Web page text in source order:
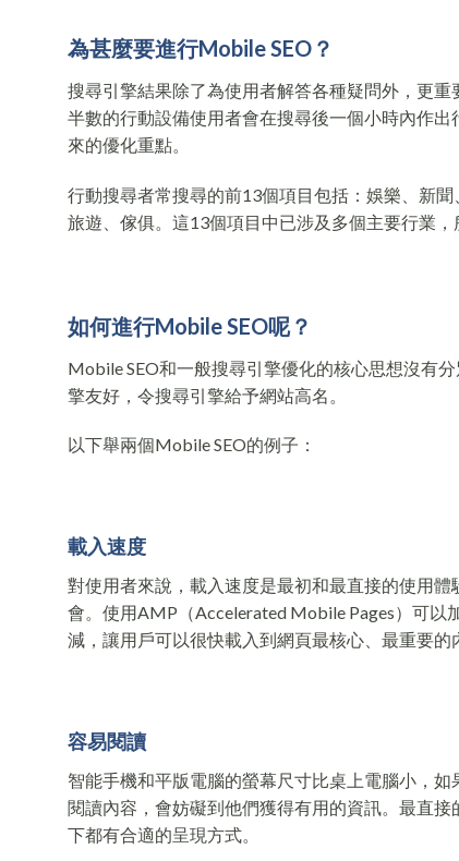
為甚麼要進行Mobile SEO ？
搜尋引擎結果除了為使用者解答各種疑問外，更
半數的行動設備使用者會在搜尋後一個小時內作
來的優化重點。
行動搜尋者常搜尋的前13個項目包括：娛樂、新
旅遊、傢俱。這13個項目中已涉及多個主要行業
如何進行Mobile SEO呢？
Mobile SEO和一般搜尋引擎優化的核心思想沒有
擎友好，令搜尋引擎給予網站高名。
以下舉兩個Mobile SEO的例子：
載入速度
對使用者來說，載入速度是最初和最直接的使用
會。使用AMP（Accelerated Mobile Pages）可
減，讓用戶可以很快載入到網頁最核心、最重要的
容易閱讀
智能手機和平版電腦的螢幕尺寸比桌上電腦小，
閱讀內容，會妨礙到他們獲得有用的資訊。最直
下都有合適的呈現方式。